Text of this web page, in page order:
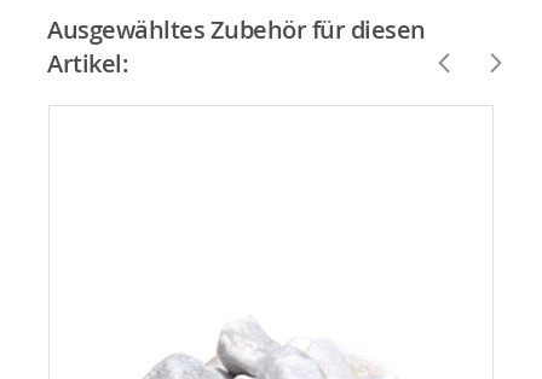
Ausgewähltes Zubehör für diesen
Artikel: